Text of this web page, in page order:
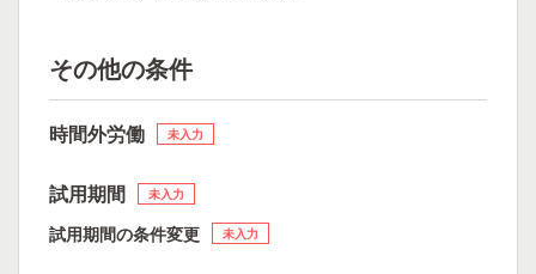
その他の条件
時間外労働 未入力
試用期間 未入力
試用期間の条件変更 未入力